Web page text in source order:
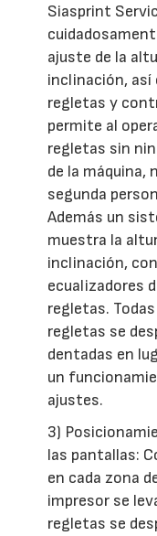
Siasprint
ajuste de la
inclinación, así
regletas y
permite al
regletas sin
de la máquina,
segunda
Además un
muestra la
inclinación,
ecualizadores
regletas.
regletas se
dentadas en
un
ajustes.
3)
las pantallas:
en cada zona
impresor se
regletas se